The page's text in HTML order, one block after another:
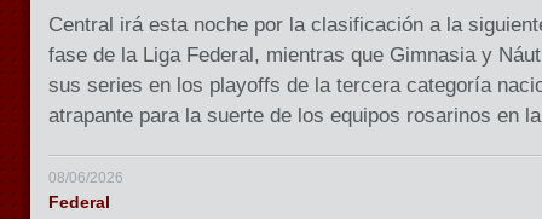
Central irá esta noche por la clasificación a la
fase de la Liga Federal, mientras que Gimnasia y
sus series en los playoffs de la tercera categoría
atrapante para la suerte de los equipos rosarinos en
08/06/2026
Federal